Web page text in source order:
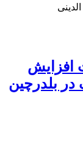
افزایش
بلدرچین